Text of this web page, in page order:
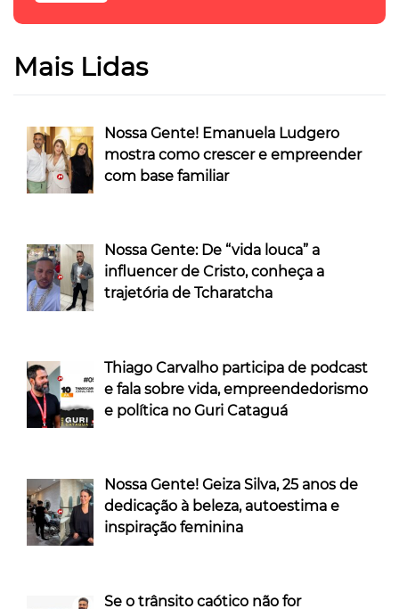
Mais Lidas
Nossa Gente! Emanuela Ludgero
mostra como crescer e empreender
com base familiar
Nossa Gente: De “vida louca” a
influencer de Cristo, conheça a
trajetória de Tcharatcha
Thiago Carvalho participa de podcast
e fala sobre vida, empreendedorismo
e política no Guri Cataguá
Nossa Gente! Geiza Silva, 25 anos de
dedicação à beleza, autoestima e
inspiração feminina
Se o trânsito caótico não for